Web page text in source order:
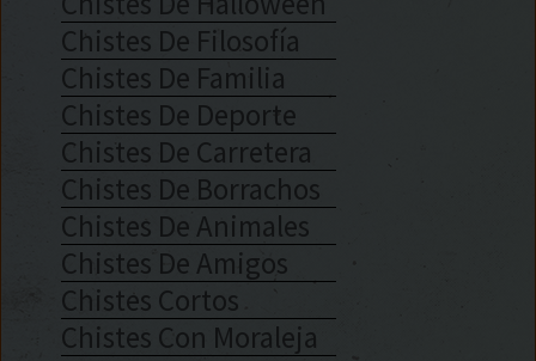
Chistes De Filosofía
Chistes De Familia
Chistes De Deporte
Chistes De Carretera
Chistes De Borrachos
Chistes De Animales
Chistes De Amigos
Chistes Cortos
Chistes Con Moraleja